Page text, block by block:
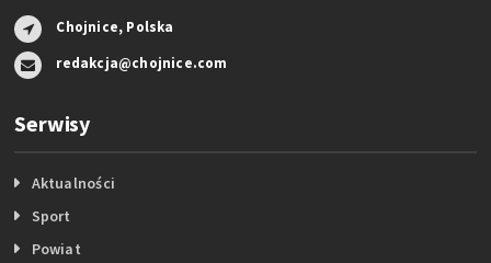
Chojnice, Polska
redakcja@chojnice.com
Serwisy
Aktualności
Sport
Powiat